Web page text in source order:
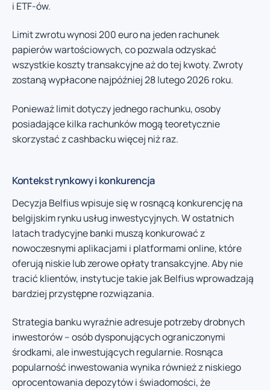
i ETF-ów.
Limit zwrotu wynosi 200 euro na jeden rachunek
papierów wartościowych, co pozwala odzyskać
wszystkie koszty transakcyjne aż do tej kwoty. Zwroty
zostaną wypłacone najpóźniej 28 lutego 2026 roku.
Ponieważ limit dotyczy jednego rachunku, osoby
posiadające kilka rachunków mogą teoretycznie
skorzystać z cashbacku więcej niż raz.
Kontekst rynkowy i konkurencja
Decyzja Belfius wpisuje się w rosnącą konkurencję na
belgijskim rynku usług inwestycyjnych. W ostatnich
latach tradycyjne banki muszą konkurować z
nowoczesnymi aplikacjami i platformami online, które
oferują niskie lub zerowe opłaty transakcyjne. Aby nie
tracić klientów, instytucje takie jak Belfius wprowadzają
bardziej przystępne rozwiązania.
Strategia banku wyraźnie adresuje potrzeby drobnych
inwestorów – osób dysponujących ograniczonymi
środkami, ale inwestujących regularnie. Rosnąca
popularność inwestowania wynika również z niskiego
oprocentowania depozytów i świadomości, że